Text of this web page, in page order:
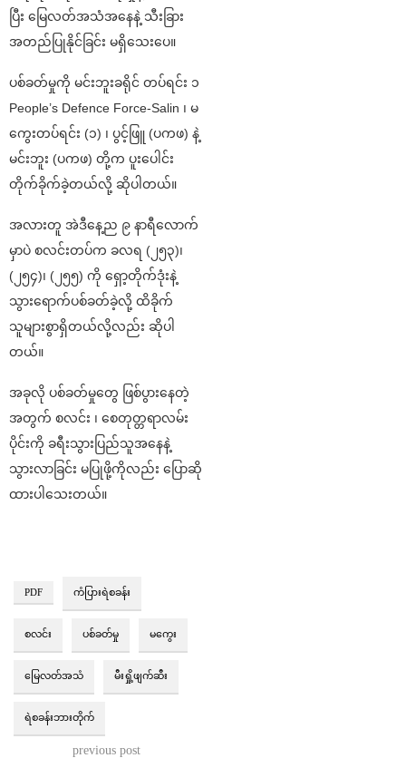
ပြီး မြေလတ်အသံအနေနဲ့ သီးခြား
အတည်ပြုနိုင်ခြင်း မရှိသေးပေ။
ပစ်ခတ်မှုကို မင်းဘူးခရိုင် တပ်ရင်း ၁
People’s Defence Force-Salin ၊ မ
ကွေးတပ်ရင်း (၁) ၊ ပွင့်ဖြူ (ပကဖ) နဲ့
မင်းဘူး (ပကဖ) တို့က ပူးပေါင်း
တိုက်ခိုက်ခဲ့တယ်လို့ ဆိုပါတယ်။
အလားတူ အဲဒီနေ့ည ၉ နာရီလောက်
မှာပဲ စလင်းတပ်က ခလရ (၂၅၃)၊
(၂၅၄)၊ (၂၅၅) ကို ရှော့တိုက်ဒုံးနဲ့
သွားရောက်ပစ်ခတ်ခဲ့လို့ ထိခိုက်
သူများစွာရှိတယ်လို့လည်း ဆိုပါ
တယ်။
အခုလို ပစ်ခတ်မှုတွေ ဖြစ်ပွားနေတဲ့
အတွက် စလင်း ၊ စေတုတ္တရာလမ်း
ပိုင်းကို ခရီးသွားပြည်သူအနေနဲ့
သွားလာခြင်း မပြုဖို့ကိုလည်း ပြောဆို
ထားပါသေးတယ်။
PDF ကံပြားရဲစခန်း
စလင်း ပစ်ခတ်မှု မကွေး
မြေလတ်အသံ မီးရှို့ဖျက်ဆီး
ရဲစခန်းဘားတိုက်
previous post